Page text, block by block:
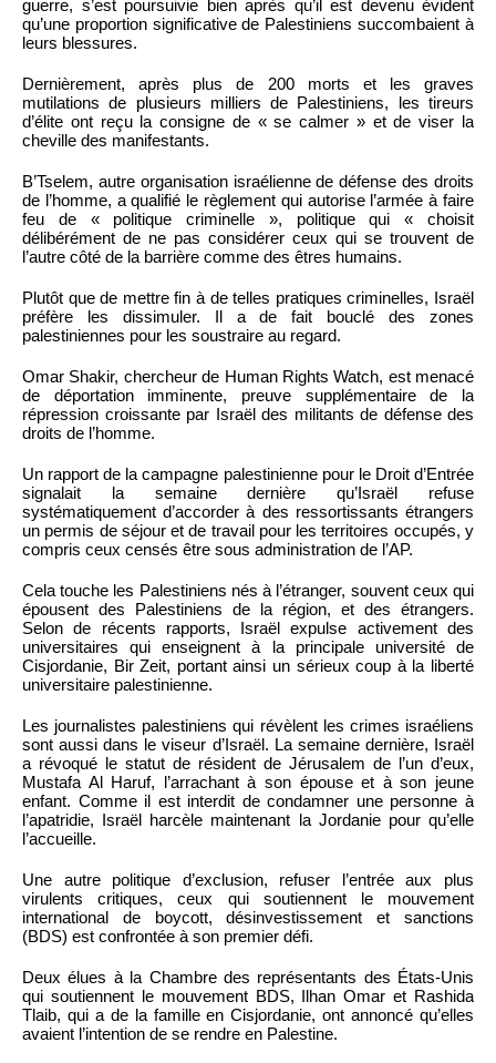
guerre, s’est poursuivie bien après qu’il est devenu évident
qu’une proportion significative de Palestiniens succombaient à
leurs blessures.
Dernièrement, après plus de 200 morts et les graves
mutilations de plusieurs milliers de Palestiniens, les tireurs
d’élite ont reçu la consigne de « se calmer » et de viser la
cheville des manifestants.
B’Tselem, autre organisation israélienne de défense des droits
de l’homme, a qualifié le règlement qui autorise l’armée à faire
feu de « politique criminelle », politique qui « choisit
délibérément de ne pas considérer ceux qui se trouvent de
l’autre côté de la barrière comme des êtres humains.
Plutôt que de mettre fin à de telles pratiques criminelles, Israël
préfère les dissimuler. Il a de fait bouclé des zones
palestiniennes pour les soustraire au regard.
Omar Shakir, chercheur de Human Rights Watch, est menacé
de déportation imminente, preuve supplémentaire de la
répression croissante par Israël des militants de défense des
droits de l’homme.
Un rapport de la campagne palestinienne pour le Droit d’Entrée
signalait la semaine dernière qu’Israël refuse
systématiquement d’accorder à des ressortissants étrangers
un permis de séjour et de travail pour les territoires occupés, y
compris ceux censés être sous administration de l’AP.
Cela touche les Palestiniens nés à l’étranger, souvent ceux qui
épousent des Palestiniens de la région, et des étrangers.
Selon de récents rapports, Israël expulse activement des
universitaires qui enseignent à la principale université de
Cisjordanie, Bir Zeit, portant ainsi un sérieux coup à la liberté
universitaire palestinienne.
Les journalistes palestiniens qui révèlent les crimes israéliens
sont aussi dans le viseur d’Israël. La semaine dernière, Israël
a révoqué le statut de résident de Jérusalem de l’un d’eux,
Mustafa Al Haruf, l’arrachant à son épouse et à son jeune
enfant. Comme il est interdit de condamner une personne à
l’apatridie, Israël harcèle maintenant la Jordanie pour qu’elle
l’accueille.
Une autre politique d’exclusion, refuser l’entrée aux plus
virulents critiques, ceux qui soutiennent le mouvement
international de boycott, désinvestissement et sanctions
(BDS) est confrontée à son premier défi.
Deux élues à la Chambre des représentants des États-Unis
qui soutiennent le mouvement BDS, Ilhan Omar et Rashida
Tlaib, qui a de la famille en Cisjordanie, ont annoncé qu’elles
avaient l’intention de se rendre en Palestine.